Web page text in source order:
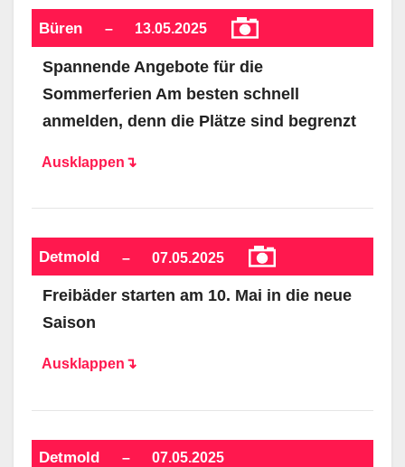
Büren – 13.05.2025
Spannende Angebote für die
Sommerferien Am besten schnell
anmelden, denn die Plätze sind begrenzt
Ausklappen↴
Detmold – 07.05.2025
Freibäder starten am 10. Mai in die neue
Saison
Ausklappen↴
Detmold – 07.05.2025